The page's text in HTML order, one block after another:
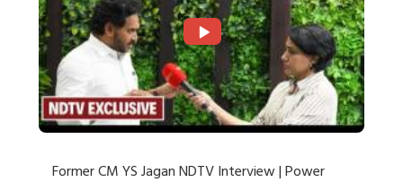
Former CM YS Jagan NDTV Interview | Power